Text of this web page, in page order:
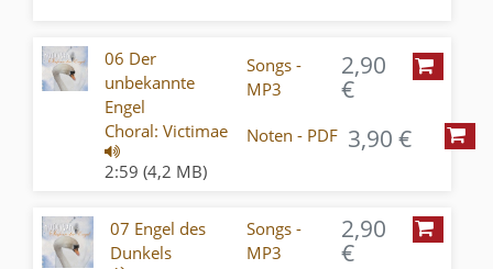
06 Der
unbekannte
Engel
Choral: Victimae
2:59 (4,2 MB)
Songs -
MP3
2,90
€
Noten - PDF 3,90 €
07 Engel des
Dunkels
Songs -
MP3
2,90
€